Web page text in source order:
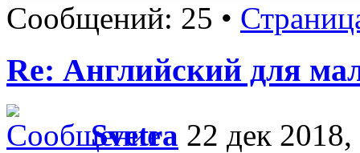
Сообщений: 25 •
Re: Английский для
Svetra 22 дек